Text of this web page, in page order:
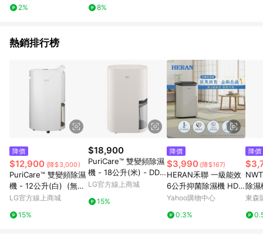
2%
8%
熱銷排行榜
降價
$12,900 (降$3,000)
PuriCare™ 雙變頻除濕
機 - 12公升(白) (無U
VC) - 經典款 - DD121
LG官方線上商城
15%
$18,900
PuriCare™ 雙變頻除濕
機 - 18公升(米) - DD1
81MEE0
LG官方線上商城
15%
降價
$3,990 (降$167)
HERAN禾聯 一級能效
6公升抑菌除濕機 HDH
-12DY030N
Yahoo購物中心
0.3%
降價
除濕
東森